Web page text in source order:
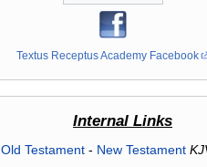
Textus Receptus Academy Facebook
Internal Links
Old Testament- New Testament